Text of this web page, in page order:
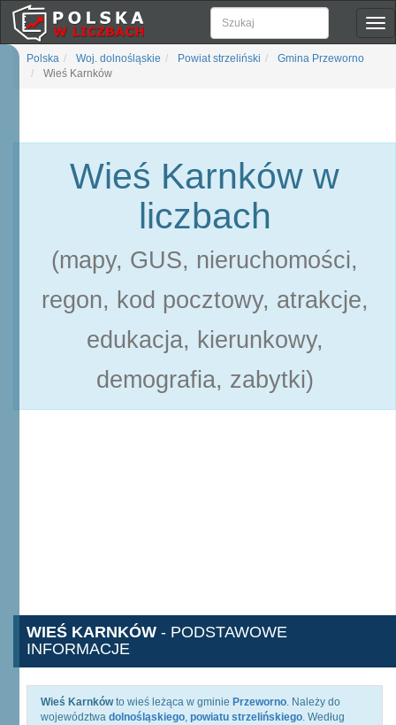
Polska Woj. dolnośląskie Powiat strzeliński
Gmina Przeworno
Wieś Karnków
Wieś Karnków w
liczbach
(mapy, GUS, nieruchomości,
regon, kod pocztowy, atrakcje,
edukacja, kierunkowy,
demografia, zabytki)
WIEŚ KARNKÓW - PODSTAWOWE
INFORMACJE
Wieś Karnkówto wieś leżąca w gminie Przeworno. Należy do
województwa dolnośląskiego, powiatu strzelińskiego. Według